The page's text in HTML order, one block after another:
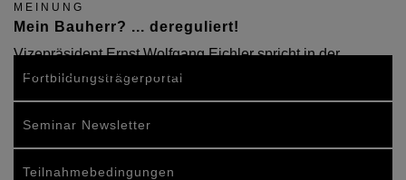
MEINUNG
Mein Bauherr? ... dereguliert!
Vizepräsident Ernst Wolfgang Eichler spricht in der
DAB-Augustausgabe 2008 Klartext
Fortbildungsträgerportal
Seminar Newsletter
Teilnahmebedingungen